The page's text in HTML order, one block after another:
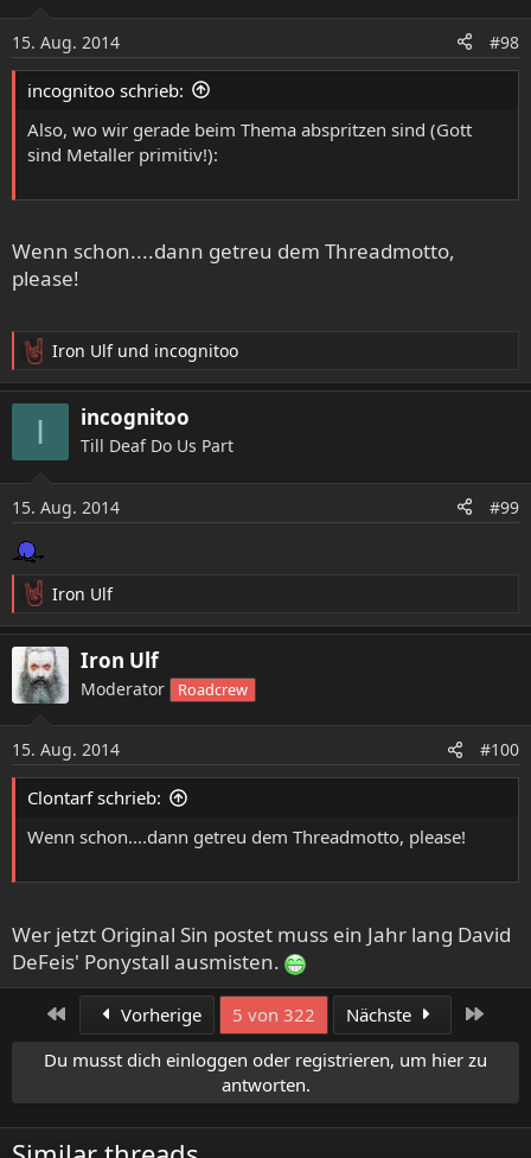
15. Aug. 2014 #98
incognitoo schrieb:
Also, wo wir gerade beim Thema abspritzen sind (Gott
sind Metaller primitiv!):
Wenn schon....dann getreu dem Threadmotto,
please!
R
e
a
n
e
n
Iron Ulfund incognitoo
I incognitoo
Till Deaf Do Us Part
15. Aug. 2014 #99
R
e
a
k
t
n
e
n
Iron Ulf
Iron Ulf
Moderator Roadcrew
15. Aug. 2014 #100
Clontarf schrieb:
Wenn schon....dann getreu dem Threadmotto, please!
Wer jetzt Original Sin postet muss ein Jahr lang David
DeFeis' Ponystall ausmisten.
Erste Vorherige 5 von 322 Nächste
Du musst dich einloggen oder registrieren, um hier zu
antworten.